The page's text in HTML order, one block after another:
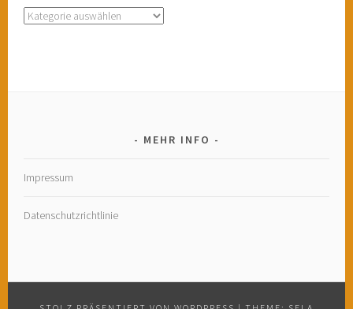
Kategorien
MEHR INFO
Impressum
Datenschutzrichtlinie